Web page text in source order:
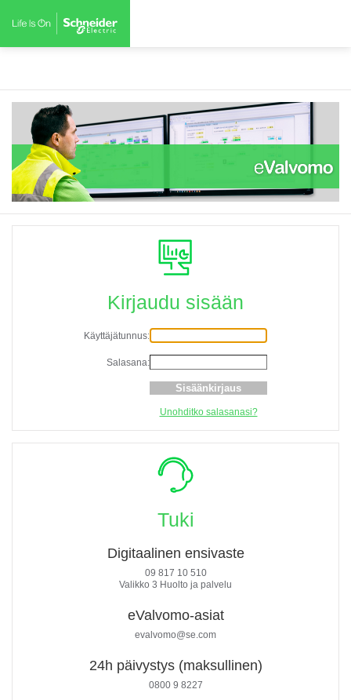
Kirjaudu sisään
Käyttäjätunnus:
Salasana:
Unohditko salasanasi?
Tuki
Digitaalinen ensivaste
09 817 10 510
Valikko 3 Huolto ja palvelu
eValvomo-asiat
evalvomo@se.com
24h päivystys (maksullinen)
0800 9 8227